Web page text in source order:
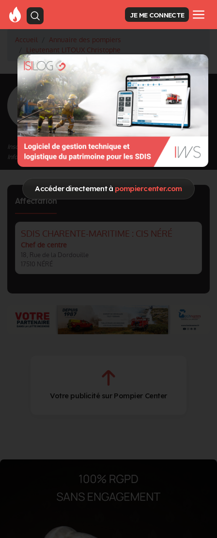
Accéder directement à pompiercenter.com
JE ME CONNECTE
Accueil
Annuaire des pompiers
Lieutenant LITOUX Christophe
< Retour à la liste des pompiers
LITOUX
Christophe
Grade : Lieutenant
Inscrit depuis le 12/09/2020 à 14:31
Informations mises à jour le 25/10/2021 à 17:18
Affectation
SDIS CHARENTE-MARITIME : CIS NÉRÉ
Chef de centre
18, Rue de la Dordouille
17510 NÉRÉ
Votre publicité sur Pompier Center